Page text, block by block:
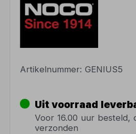
Artikelnummer:GENIUS5
Uit voorraad
Voor 16.00 uur besteld,
verzonden